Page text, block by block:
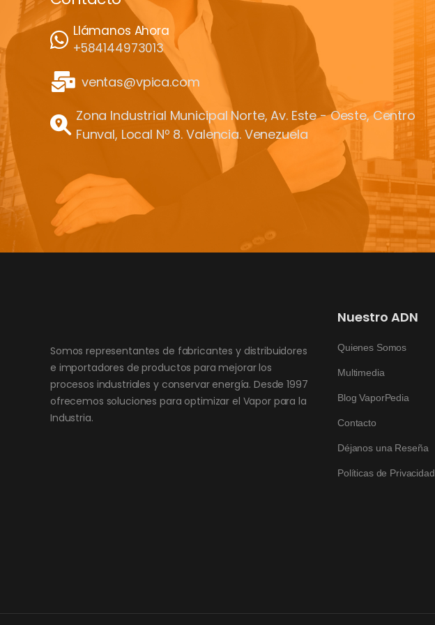
Llámanos Ahora
+584144973013
ventas@vpica.com
Zona Industrial Municipal Norte, Av. Este - Oeste, Centro
Funval, Local Nº 8. Valencia. Venezuela
Somos representantes de fabricantes y distribuidores
e importadores de productos para mejorar los
procesos industriales y conservar energía. Desde 1997
ofrecemos soluciones para optimizar el Vapor para la
Industria.
Nuestro ADN
Quienes Somos
Multimedia
Blog VaporPedia
Contacto
Déjanos una Reseña
Políticas de Privacidad